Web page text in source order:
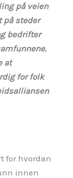
på veien
på steder
bedrifter
at
for folk
for hvordan
innen